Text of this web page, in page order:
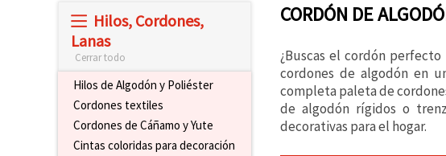
Hilos, Cordones,
Lanas
Cerrar todo
Hilos de Algodón y Poliéster
Cordones textiles
Cordones de Cáñamo y Yute
Cintas coloridas para decoración
CORDÓN DE
¿Buscas el cordón
cordones de algodón en
completa paleta de
de algodón rígidos o
decorativas para el hogar.